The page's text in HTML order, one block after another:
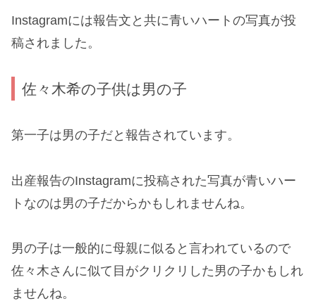
Instagramには報告文と共に青いハートの写真が投
稿されました。
佐々木希の子供は男の子
第一子は男の子だと報告されています。
出産報告のInstagramに投稿された写真が青いハー
トなのは男の子だからかもしれませんね。
男の子は一般的に母親に似ると言われているので
佐々木さんに似て目がクリクリした男の子かもしれ
ませんね。